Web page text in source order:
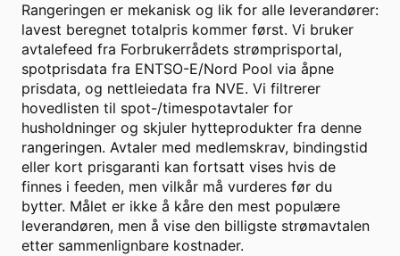
Rangeringen er mekanisk og lik for alle leverandører:
lavest beregnet totalpris kommer først. Vi bruker
avtalefeed fra Forbrukerrådets strømprisportal,
spotprisdata fra ENTSO-E/Nord Pool via åpne
prisdata, og nettleiedata fra NVE. Vi filtrerer
hovedlisten til spot-/timespotavtaler for
husholdninger og skjuler hytteprodukter fra denne
rangeringen. Avtaler med medlemskrav, bindingstid
eller kort prisgaranti kan fortsatt vises hvis de
finnes i feeden, men vilkår må vurderes før du
bytter. Målet er ikke å kåre den mest populære
leverandøren, men å vise den billigste strømavtalen
etter sammenlignbare kostnader.